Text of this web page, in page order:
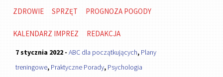
ZDROWIE SPRZĘT PROGNOZA POGODY
KALENDARZ IMPREZ REDAKCJA
7 stycznia 2022 - ABC dla początkujących, Plany
treningowe, Praktyczne Porady, Psychologia